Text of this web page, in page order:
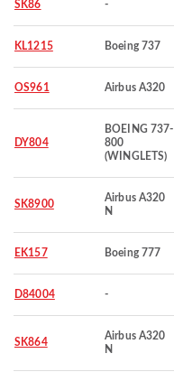
SK86 -
KL1215 Boeing 737
OS961 Airbus A320
DY804
BOEING 737-
800
(WINGLETS)
SK8900
Airbus A320
N
EK157 Boeing 777
D84004 -
SK864
Airbus A320
N